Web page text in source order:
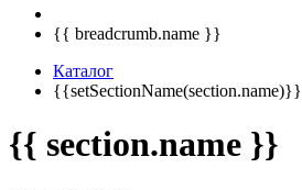
{{ breadcrumb.name }}
Каталог
{{setSectionName(section.name)}}
{{ section.name }}